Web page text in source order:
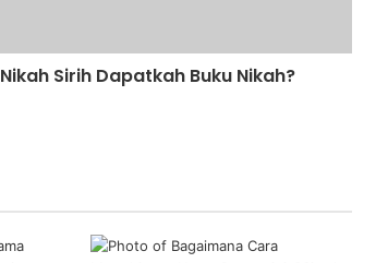
Nikah Sirih Dapatkah Buku Nikah?